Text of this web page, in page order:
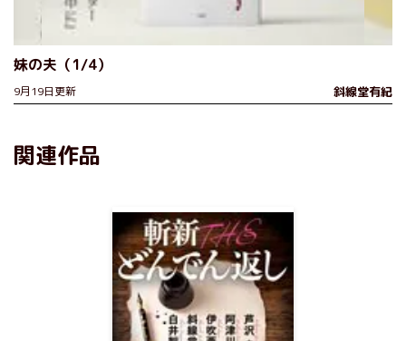
妹の夫（1/4）
9月19日更新 斜線堂有紀
関連作品